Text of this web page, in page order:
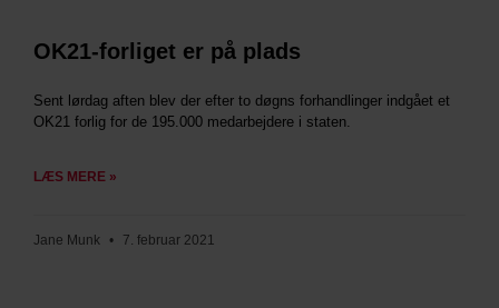
OK21-forliget er på plads
Sent lørdag aften blev der efter to døgns forhandlinger indgået et
OK21 forlig for de 195.000 medarbejdere i staten.
LÆS MERE »
Jane Munk 7. februar 2021